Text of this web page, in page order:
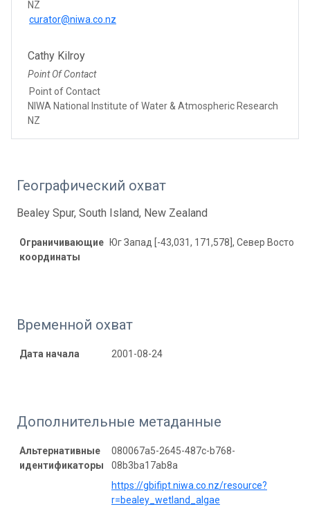
NZ
curator@niwa.co.nz
Cathy Kilroy
Point Of Contact
Point of Contact
NIWA National Institute of Water & Atmospheric Research
NZ
Географический охват
Bealey Spur, South Island, New Zealand
Ограничивающие
координаты
Юг Запад [-43,031, 171,578], Север Восток
Временной охват
Дата начала 2001-08-24
Дополнительные метаданные
Альтернативные
идентификаторы
080067a5-2645-487c-b768-
08b3ba17ab8a
https://gbifipt.niwa.co.nz/resource?
r=bealey_wetland_algae